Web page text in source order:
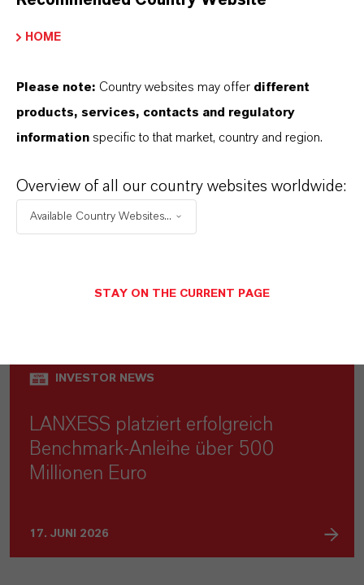
MEHR ÜBER DIESES THEMA
INVESTOR NEWS
LANXESS steigert Umsatz und
INVESTOR NEWS
LANXESS platziert erfolgreich
Benchmark-Anleihe über 500
Millionen Euro
17. JUNI 2026
HOME
Please note: Country websites may offer different
products, services, contacts and regulatory
information specific to that market, country and region.
Overview of all our country websites worldwide:
Available Country Websites...
STAY ON THE CURRENT PAGE